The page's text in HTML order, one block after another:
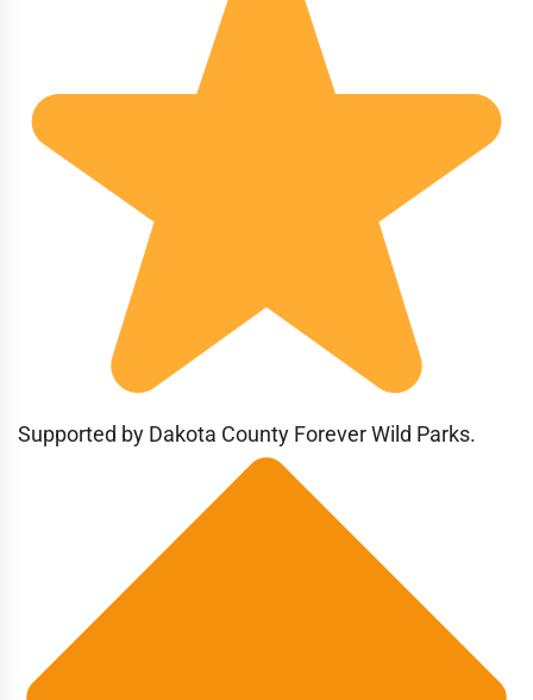
Supported by Dakota County Forever Wild Parks.